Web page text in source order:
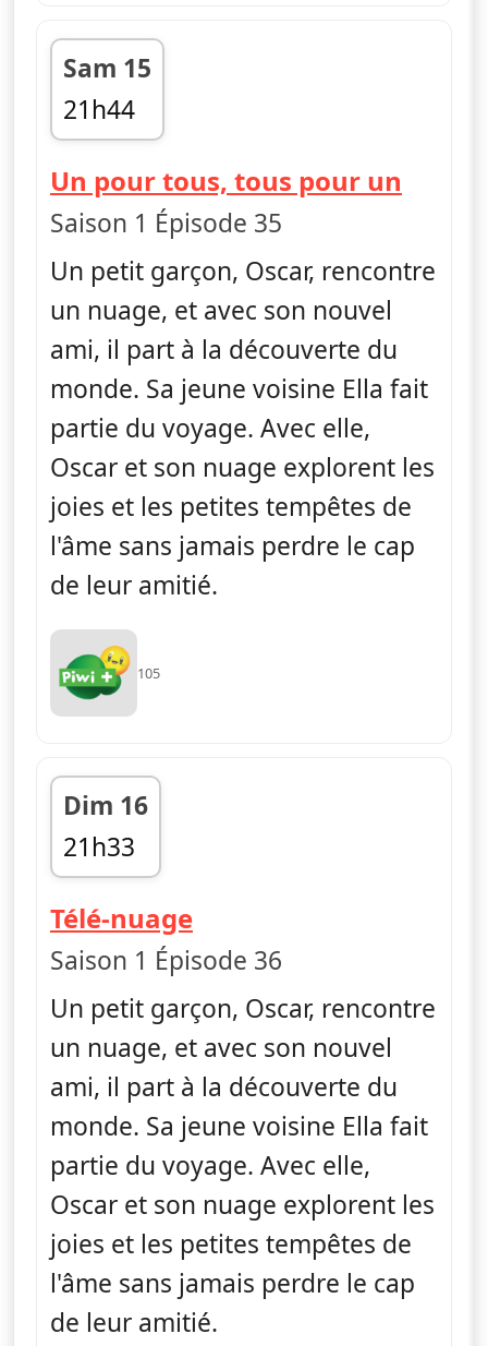
Sam 15
21h44
fin 21h56
Un pour tous, tous pour un
Saison 1 Épisode 35
Un petit garçon, Oscar, rencontre
un nuage, et avec son nouvel
ami, il part à la découverte du
monde. Sa jeune voisine Ella fait
partie du voyage. Avec elle,
Oscar et son nuage explorent les
joies et les petites tempêtes de
l'âme sans jamais perdre le cap
de leur amitié.
105
Dim 16
21h33
fin 21h44
Télé-nuage— Ella, Oscar & Hoo
Saison 1 Épisode 36
Un petit garçon, Oscar, rencontre
un nuage, et avec son nouvel
ami, il part à la découverte du
monde. Sa jeune voisine Ella fait
partie du voyage. Avec elle,
Oscar et son nuage explorent les
joies et les petites tempêtes de
l'âme sans jamais perdre le cap
de leur amitié.